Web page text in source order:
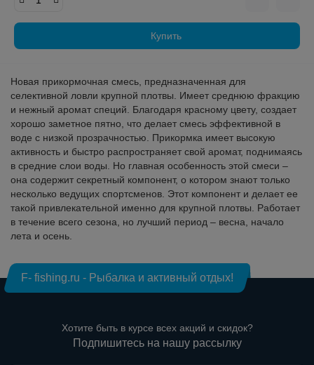
Купить
Новая прикормочная смесь, предназначенная для
селективной ловли крупной плотвы. Имеет среднюю фракцию
и нежный аромат специй. Благодаря красному цвету, создает
хорошо заметное пятно, что делает смесь эффективной в
воде с низкой прозрачностью. Прикормка имеет высокую
активность и быстро распространяет свой аромат, поднимаясь
в средние слои воды. Но главная особенность этой смеси –
она содержит секретный компонент, о котором знают только
несколько ведущих спортсменов. Этот компонент и делает ее
такой привлекательной именно для крупной плотвы. Работает
в течение всего сезона, но лучший период – весна, начало
лета и осень.
F- fishing.ru - Рыбалка и активный отдых!
Хотите быть в курсе всех акций и скидок?
Подпишитесь на нашу рассылку